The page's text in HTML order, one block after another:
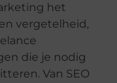
het
vergetelheid,
die je nodig
Van SEO